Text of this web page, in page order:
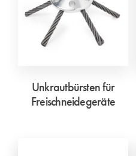
Unkrautbürsten für
Freischneidegeräte